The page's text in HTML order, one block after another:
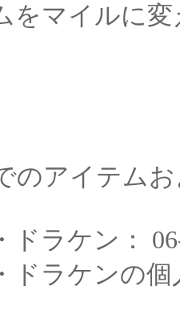
をマイルに
のアイテム
ドラケン：
ドラケンの